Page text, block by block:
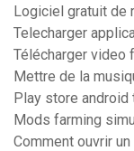
Logiciel gratuit de
Telecharger
Télécharger
Mettre de la
Play store
Mods farming
Comment ouvrir